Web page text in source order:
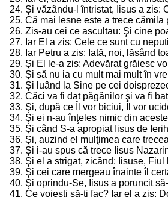
24. Şi văzându-l întristat, Iisus a zis:
25. Că mai lesne este a trece
26. Zis-au cei ce ascultau: Şi cine
27. Iar El a zis: Cele ce sunt cu
28. Iar Petru a zis: Iată, noi, lăsând
29. Şi El le-a zis: Adevărat grăiesc
30. Şi să nu ia cu mult mai mult în
31. Şi luând la Sine pe cei
32. Căci va fi dat păgânilor şi va fi
33. Şi, după ce Îl vor biciui, Îl vor
34. Şi ei n-au înţeles nimic din
35. Şi când S-a apropiat Iisus de
36. Şi, auzind el mulţimea care
37. Şi i-au spus că trece Iisus
38. Şi el a strigat, zicând: Iisuse,
39. Şi cei care mergeau înainte îl
40. Şi oprindu-Se, Iisus a poruncit
41. Ce voieşti să-ţi fac? Iar el a zis: